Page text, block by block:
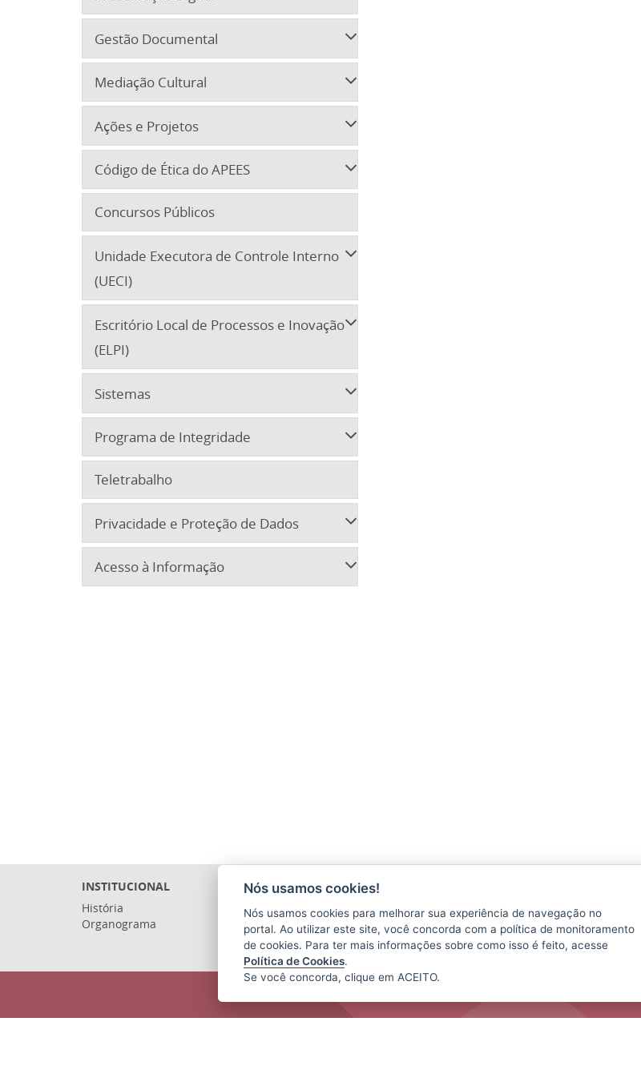
Gestão Documental
Mediação Cultural
Ações e Projetos
Código de Ética do APEES
Concursos Públicos
Unidade Executora de Controle Interno
(UECI)
Escritório Local de Processos e Inovação
(ELPI)
Sistemas
Programa de Integridade
Teletrabalho
Privacidade e Proteção de Dados
Acesso à Informação
INSTITUCIONAL
História
Organograma
VÍDEOS
Nós usamos cookies!
Nós usamos cookies para melhorar sua experiência de navegação no
portal. Ao utilizar este site, você concorda com a política de monitoramento
de cookies. Para ter mais informações sobre como isso é feito, acesse
Política de Cookies.
Se você concorda, clique em ACEITO.